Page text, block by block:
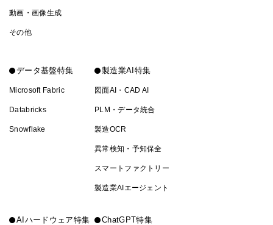
動画・画像生成
その他
データ基盤特集
Microsoft Fabric
Databricks
Snowflake
製造業AI特集
図面AI・CAD AI
PLM・データ統合
製造OCR
異常検知・予知保全
スマートファクトリー
製造業AIエージェント
AIハードウェア特集 ChatGPT特集